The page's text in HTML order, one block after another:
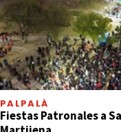
PALPALÁ
Fiestas Patronales a